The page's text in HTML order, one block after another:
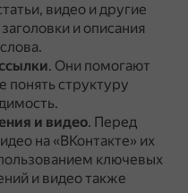
видео и другие
и описания
. Они помогают
структуру
и видео. Перед
на «ВКонтакте» их
ключевых
и видео также